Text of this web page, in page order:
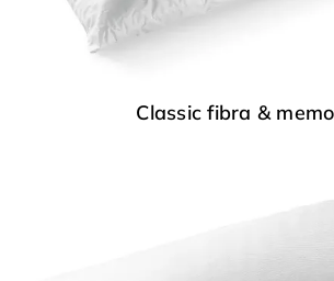
Classic fibra &